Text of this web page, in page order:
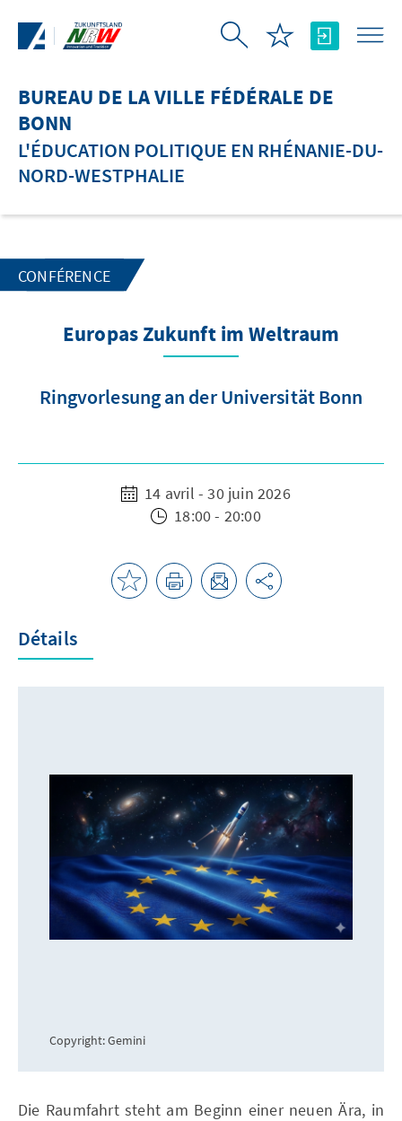
BUREAU DE LA VILLE FÉDÉRALE DE
BONN
L'ÉDUCATION POLITIQUE EN RHÉNANIE-DU-
NORD-WESTPHALIE
CONFÉRENCE
Europas Zukunft im Weltraum
Ringvorlesung an der Universität Bonn
14 avril - 30 juin 2026
18:00 - 20:00
Détails
Copyright: Gemini
Die Raumfahrt steht am Beginn einer neuen Ära, in